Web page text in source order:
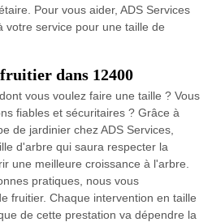
Pour vous aider, ADS Services
votre service pour une taille de
dans 12400
vous voulez faire une taille ? Vous
fiables et sécuritaires ? Grâce à
de jardinier chez ADS Services,
d'arbre qui saura respecter la
une meilleure croissance à l'arbre.
pratiques, nous vous
fruitier. Chaque intervention en taille
de cette prestation va dépendre la